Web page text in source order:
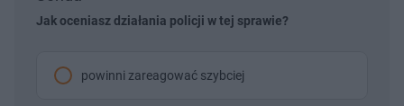
Jak oceniasz działania policji w tej sprawie?
powinni zareagować szybciej